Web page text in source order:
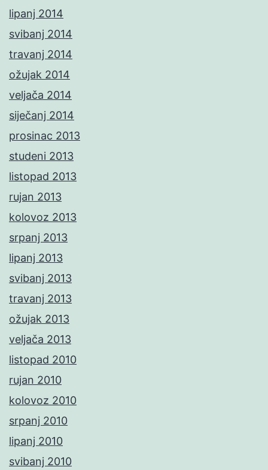
lipanj 2014
svibanj 2014
travanj 2014
ožujak 2014
veljača 2014
siječanj 2014
prosinac 2013
studeni 2013
listopad 2013
rujan 2013
kolovoz 2013
srpanj 2013
lipanj 2013
svibanj 2013
travanj 2013
ožujak 2013
veljača 2013
listopad 2010
rujan 2010
kolovoz 2010
srpanj 2010
lipanj 2010
svibanj 2010